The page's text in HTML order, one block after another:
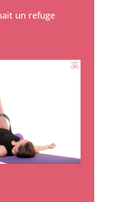
un refuge